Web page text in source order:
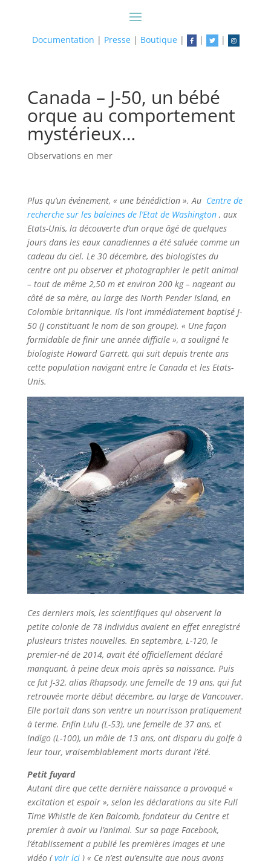
Documentation | Presse| Boutique| | |
Canada – J-50, un bébé
orque au comportement
mystérieux…
Observations en mer
Plus qu’un événement, « une bénédiction ». Au Centre de
recherche sur les baleines de l’Etat de Washington , aux
Etats-Unis, la découverte d’un orque âgé de quelques
jours dans les eaux canadiennes a été saluée comme un
cadeau du ciel. Le 30 décembre, des biologistes du
centre ont pu observer et photographier le petit animal
– tout de même 2,50 m et environ 200 kg – nageant au
côté de sa mère, au large des North Pender Island, en
Colombie britannique. Ils l’ont immédiatement baptisé J-
50 (J constituant le nom de son groupe). « Une façon
formidable de finir une année difficile », a souligné le
biologiste Howard Garrett, qui suit depuis trente ans
cette population navigant entre le Canada et les Etats-
Unis.
Ces derniers mois, les scientifiques qui observent la
petite colonie de 78 individus avaient en effet enregistré
plusieurs tristes nouvelles. En septembre, L-120, le
premier-né de 2014, avait été officiellement déclaré
manquant, à peine deux mois après sa naissance. Puis
ce fut J-32, alias Rhapsody, une femelle de 19 ans, qui fut
retrouvée morte début décembre, au large de Vancouver.
Elle portait dans son ventre un nourrisson pratiquement
à terme. Enfin Lulu (L-53), une femelle de 37 ans, et
Indigo (L-100), un mâle de 13 ans, ont disparu du golfe à
leur tour, vraisemblablement morts durant l’été.
Petit fuyard
Autant dire que cette dernière naissance a provoqué «
excitation et espoir », selon les déclarations au site Full
Time Whistle de Ken Balcomb, fondateur du Centre et
premier à avoir vu l’animal. Sur sa page Facebook,
l’établissement a publié les premières images et une
vidéo (voir ici ) « Ce n’est qu’ensuite que nous avons